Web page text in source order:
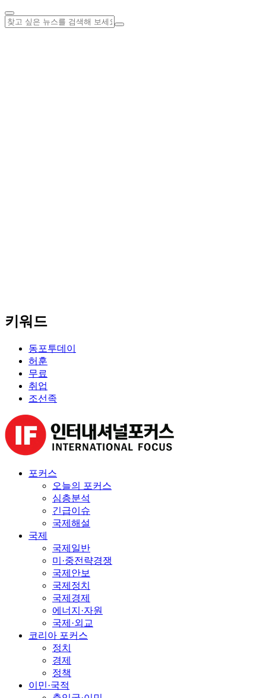
키워드
동포투데이
허훈
무료
취업
조선족
포커스
오늘의 포커스
심층분석
긴급이슈
국제해설
국제
국제일반
미·중전략경쟁
국제안보
국제정치
국제경제
에너지·자원
국제·외교
코리아 포커스
정치
경제
정책
이민·국적